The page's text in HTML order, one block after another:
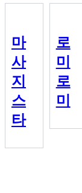
마
사
지
스
타
로
미
로
미